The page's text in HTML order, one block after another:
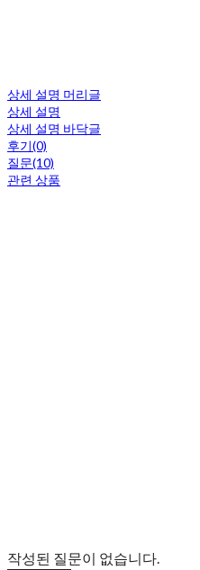
상세 설명 머리글
상세 설명
상세 설명 바닥글
후기(0)
질문(10)
관련 상품
작성된 질문이 없습니다.